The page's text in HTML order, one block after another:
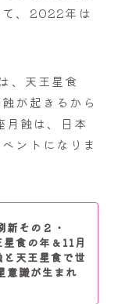
て、2022年は
、天王星食
が起きるから
蝕は、日本
ントになりま
新その２・
食の年＆11月
天王星食で世
意識が生まれ